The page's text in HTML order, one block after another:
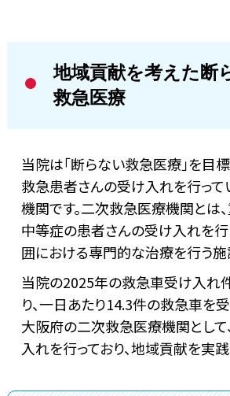
地域貢献を考えた断
救急医療
当院は「断らない救急医療」を目
救急患者さんの受け入れを行っ
機関です。二次救急医療機関とは
中等症の患者さんの受け入れを
囲における専門的な治療を行う施
当院の2025年の救急車受け入れ
り、一日あたり14.3件の救急車を
大阪府の二次救急医療機関として
入れを行っており、地域貢献を実践